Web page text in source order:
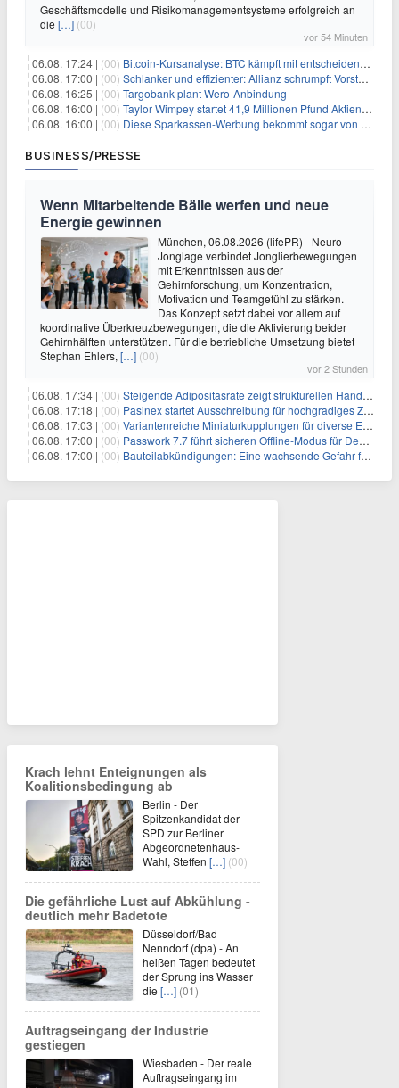
Geschäftsmodelle und Risikomanagementsysteme erfolgreich an
die […] (00)
vor 54 Minuten
06.08. 17:24 | (00) Bitcoin-Kursanalyse: BTC kämpft mit entscheidender $65K-Hürde, während sich ein Liquidationscluster aufbaut
06.08. 17:00 | (00) Schlanker und effizienter: Allianz schrumpft Vorstand auf 8 Köpfe – das steckt dahinter
06.08. 16:25 | (00) Targobank plant Wero-Anbindung
06.08. 16:00 | (00) Taylor Wimpey startet 41,9 Millionen Pfund Aktienrückkauf – was Anleger wissen müssen
06.08. 16:00 | (00) Diese Sparkassen-Werbung bekommt sogar von der Konkurrenz Lob
BUSINESS/PRESSE
Wenn Mitarbeitende Bälle werfen und neue
Energie gewinnen
München, 06.08.2026 (lifePR) - Neuro-
Jonglage verbindet Jonglierbewegungen
mit Erkenntnissen aus der
Gehirnforschung, um Konzentration,
Motivation und Teamgefühl zu stärken.
Das Konzept setzt dabei vor allem auf
koordinative Überkreuzbewegungen, die die Aktivierung beider
Gehirnhälften unterstützen. Für die betriebliche Umsetzung bietet
Stephan Ehlers, […] (00)
vor 2 Stunden
06.08. 17:34 | (00) Steigende Adipositasrate zeigt strukturellen Handlungsbedarf bei der Ernährung schulpflichtiger Kinder
06.08. 17:18 | (00) Pasinex startet Ausschreibung für hochgradiges Zinksulfidkonzentrat mit Germanium- und Silbergehalten und stellt ein Betriebsupdate bereit
06.08. 17:03 | (00) Variantenreiche Miniaturkupplungen für diverse Einsatzbereiche
06.08. 17:00 | (00) Passwork 7.7 führt sicheren Offline-Modus für Desktop- und Mobile-Apps ein
06.08. 17:00 | (00) Bauteilabkündigungen: Eine wachsende Gefahr für industrielle Elektroniksysteme
Krach lehnt Enteignungen als
Koalitionsbedingung ab
Berlin - Der
Spitzenkandidat der
SPD zur Berliner
Abgeordnetenhaus-
Wahl, Steffen […] (00)
Die gefährliche Lust auf Abkühlung -
deutlich mehr Badetote
Düsseldorf/Bad
Nenndorf (dpa) - An
heißen Tagen bedeutet
der Sprung ins Wasser
die […] (01)
Auftragseingang der Industrie
gestiegen
Wiesbaden - Der reale
Auftragseingang im